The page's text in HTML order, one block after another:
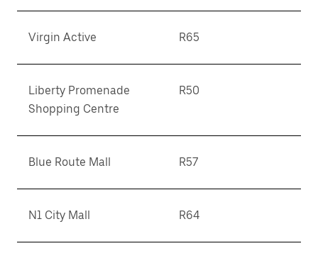
Virgin Active R65
Liberty Promenade
Shopping Centre
R50
Blue Route Mall R57
N1 City Mall R64